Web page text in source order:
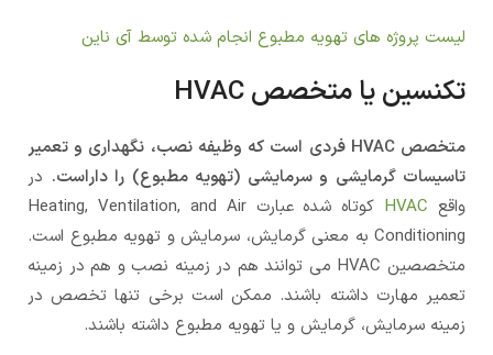
لیست پروژه های تهویه مطبوع انجام شده توسط آی ناین
تکنسین یا متخصص HVAC
متخصص HVAC فردی است که وظیفه نصب، نگهداری و تعمیر
تاسیسات گرمایشی و سرمایشی (تهویه مطبوع) را داراست. در
واقع HVAC
کوتاه شده عبارت Heating, Ventilation, and Air
Conditioning به معنی گرمایش، سرمایش و تهویه مطبوع است.
متخصصین HVAC می توانند هم در زمینه نصب و هم در زمینه
تعمیر مهارت داشته باشند. ممکن است برخی تنها تخصص در
زمینه سرمایش، گرمایش و یا تهویه مطبوع داشته باشند.